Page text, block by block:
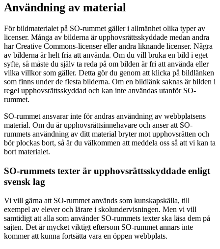
Användning av material
För bildmaterialet på SO-rummet gäller i allmänhet olika typer av
licenser. Många av bilderna är upphovsrättsskyddade medan andra
har Creative Commons-licenser eller andra liknande licenser. Några
av bilderna är helt fria att använda. Om du vill bruka en bild i eget
syfte, så måste du själv ta reda på om bilden är fri att använda eller
vilka villkor som gäller. Detta gör du genom att klicka på bildlänken
som finns under de flesta bilderna. Om en bildlänk saknas är bilden i
regel upphovsrättsskyddad och kan inte användas utanför SO-
rummet.
SO-rummet ansvarar inte för andras användning av webbplatsens
material. Om du är upphovsrättsinnehavare och anser att SO-
rummets användning av ditt material bryter mot upphovsrätten och
bör plockas bort, så är du välkommen att meddela oss så att vi kan ta
bort materialet.
SO-rummets texter är upphovsrättsskyddade enligt
svensk lag
Vi vill gärna att SO-rummet används som kunskapskälla, till
exempel av elever och lärare i skolundervisningen. Men vi vill
samtidigt att alla som använder SO-rummets texter ska läsa dem på
sajten. Det är mycket viktigt eftersom SO-rummet annars inte
kommer att kunna fortsätta vara en öppen webbplats.